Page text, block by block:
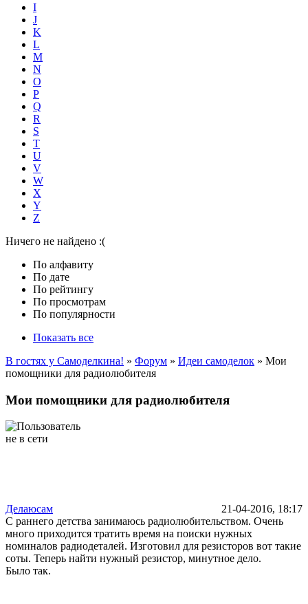
I
J
K
L
M
N
O
P
Q
R
S
T
U
V
W
X
Y
Z
Ничего не найдено :(
По алфавиту
По дате
По рейтингу
По просмотрам
По популярности
Показать все
В гостях у Самоделкина! » Форум » Идеи самоделок » Мои
помощники для радиолюбителя
Мои помощники для радиолюбителя
Делаюсам
21-04-2016, 18:17
С раннего детства занимаюсь радиолюбительством. Очень
много приходится тратить время на поиски нужных
номиналов радиодеталей. Изготовил для резисторов вот такие
соты. Теперь найти нужный резистор, минутное дело.
Было так.